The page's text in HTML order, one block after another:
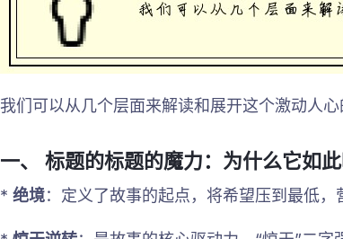
我们可以从几个层面来解读和展开这个激动人心
一、 标题的标题的魔力：为什么它如此
* 绝境：定义了故事的起点，将希望压到最低，